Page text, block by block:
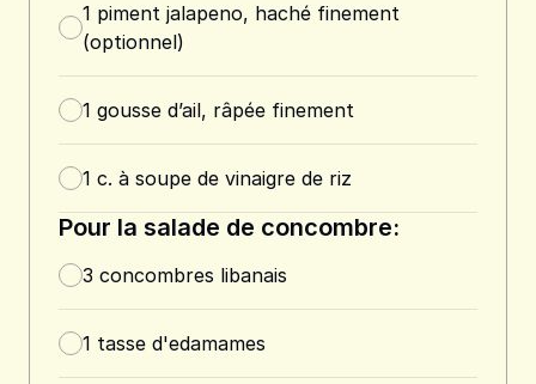
1 piment jalapeno, haché finement
(optionnel)
1 gousse d’ail, râpée finement
1 c. à soupe de vinaigre de riz
Pour la salade de concombre:
3 concombres libanais
1 tasse d'edamames